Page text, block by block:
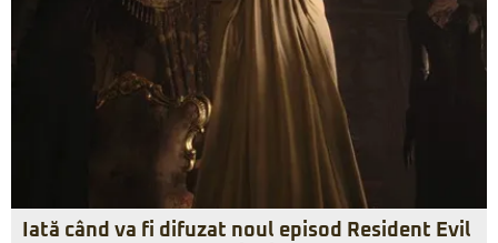
Iată când va fi difuzat noul episod Resident Evil